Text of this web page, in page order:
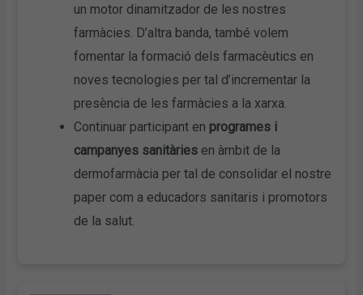
un motor dinamitzador de les nostres
farmàcies. D’altra banda, també volem
fomentar la formació dels farmacèutics en
noves tecnologies per tal d’incrementar la
presència de les farmàcies a la xarxa.
Continuar participant en programes i
campanyes sanitàries en àmbit de la
dermofarmàcia per tal de consolidar el nostre
paper com a educadors sanitaris i promotors
de la salut.